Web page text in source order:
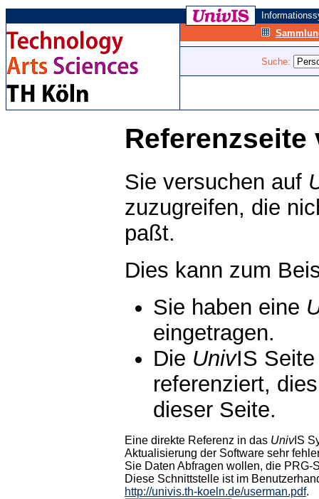
Suche:
Referenzseite
Sie versuchen auf
zuzugreifen, die
paßt.
Dies kann zum
Sie haben eine
eingetragen.
Die UnivIS
referenziert,
dieser Seite.
Eine direkte Referenz in das UnivIS
Aktualisierung der Software sehr
Sie Daten Abfragen wollen, die PRG-
Diese Schnittstelle ist im
http://univis.th-koeln.de/userman.pdf.